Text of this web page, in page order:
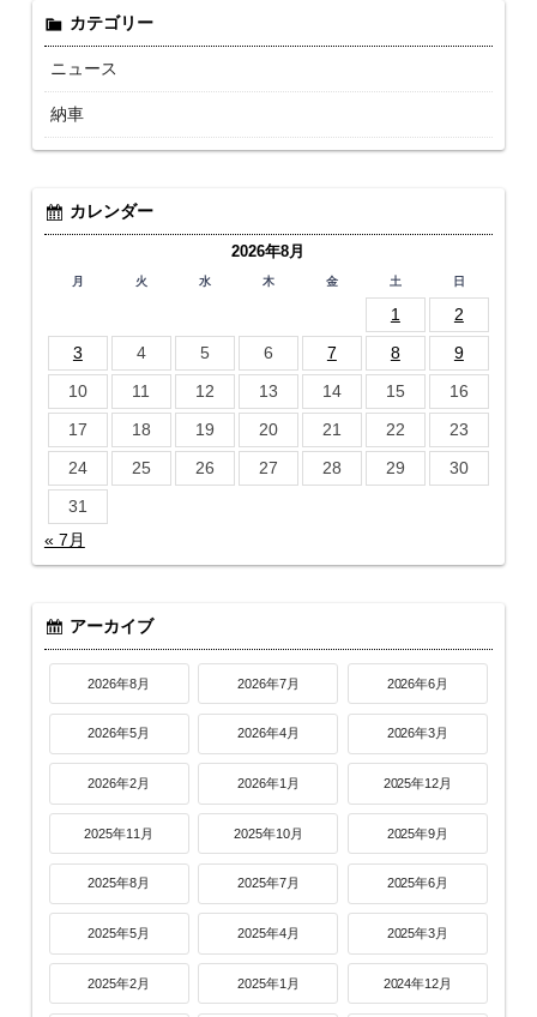
カテゴリー
ニュース
納車
カレンダー
2026年8月
月 火 水 木 金 土 日
1
2
3
4 5 6 7 8
9
10
11 12 13 14 15
16
17
18 19 20 21 22
23
24
25 26 27 28 29
30
31
« 7月
アーカイブ
2026年8月 2026年7月 2026年6月
2026年5月 2026年4月 2026年3月
2026年2月 2026年1月 2025年12月
2025年11月 2025年10月 2025年9月
2025年8月 2025年7月 2025年6月
2025年5月 2025年4月 2025年3月
2025年2月 2025年1月 2024年12月